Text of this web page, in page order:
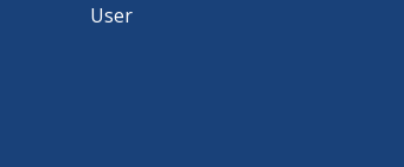
User